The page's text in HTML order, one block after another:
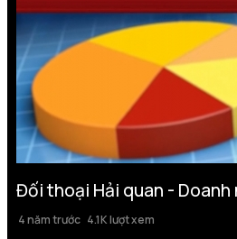
Đối thoại Hải quan - Doanh
4 năm trước 4.1K lượt xem